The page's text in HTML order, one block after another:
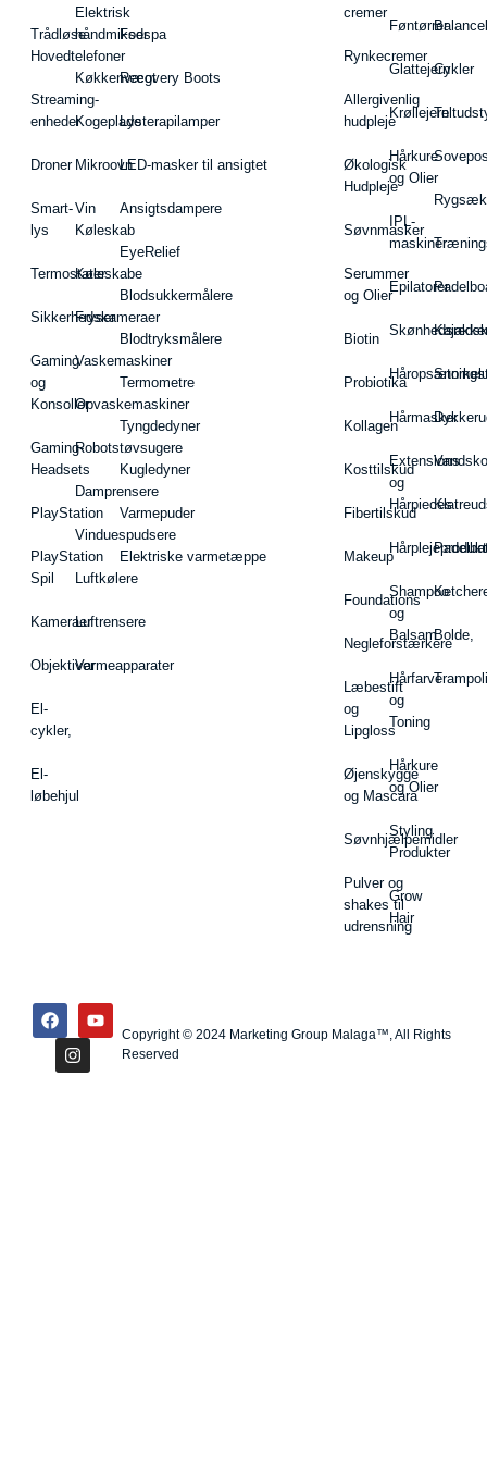
Trådløse
Hovedtelefoner
Streaming-
enheder
Droner
Smart-
lys
Termostater
Sikkerhedskameraer
Gaming
og
Konsoller
Gaming-
Headsets
PlayStation
PlayStation
Spil
Kameraer
Objektiver
El-
cykler,
El-
løbehjul
Elektrisk
håndmikser
Køkkenvægt
Kogeplade
Mikroovn
Vin
Køleskab
Køleskabe
Fryser
Vaskemaskiner
Opvaskemaskiner
Robotstøvsugere
Damprensere
Vinduespudsere
Luftkølere
Luftrensere
Varmeapparater
Fodspa
Recovery Boots
Lysterapilamper
LED-masker til ansigtet
Ansigtsdampere
EyeRelief
Blodsukkermålere
Blodtryksmålere
Termometre
Tyngdedyner
Kugledyner
Varmepuder
Elektriske varmetæppe
cremer
Rynkecremer
Allergivenlig
hudpleje
Økologisk
Hudpleje
Søvnmasker
Serummer
og Olier
Biotin
Probiotika
Kollagen
Kosttilskud
Fibertilskud
Makeup
Foundations
Negleforstærkere
Læbestift
og
Lipgloss
Øjenskygge
og Mascara
Søvnhjælpemidler
Pulver og
shakes til
udrensning
Føntørrer
Glattejern
Krøllejern
Hårkure
og Olier
IPL-
maskiner
Epilatorer
Hårmasker
Extensions
og
Hårpieces
Shampoo
og
Balsam
Hårfarve
og
Toning
Hårkure
og Olier
Styling
Produkter
Grow
Hair
Cykler
Vandsko
Bolde,
Copyright © 2024 Marketing Group Malaga™, All Rights
Reserved